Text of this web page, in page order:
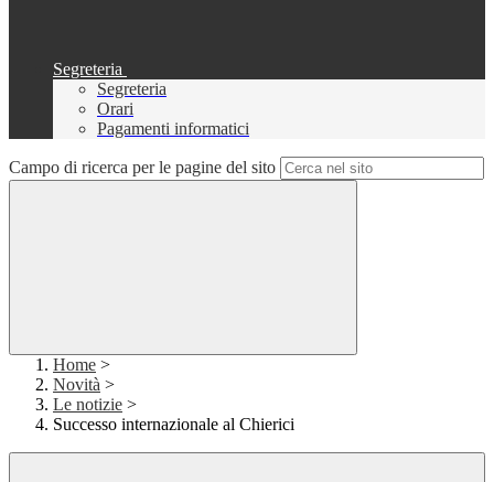
Segreteria
Segreteria
Orari
Pagamenti informatici
Campo di ricerca per le pagine del sito
Home >
Novità >
Le notizie >
Successo internazionale al Chierici